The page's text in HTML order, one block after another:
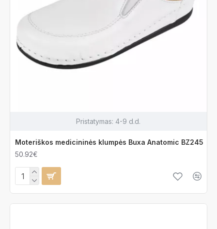
Pristatymas: 4-9 d.d.
Moteriškos medicininės klumpės Buxa Anatomic BZ245
50.92€